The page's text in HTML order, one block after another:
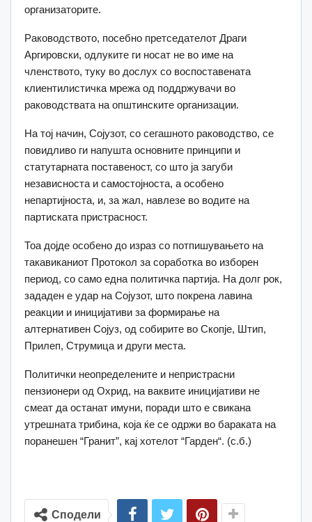
организаторите.
Раководството, посебно претседателот Драги
Аргировски, одлуките ги носат не во име на
членството, туку во дослух со воспоставената
клиентилистичка мрежа од поддржувачи во
раководствата на општинските организации.
На тој начин, Сојузот, со сегашното раководство, се
повидливо ги напушта основните принципи и
статутарната поставеност, со што ја загуби
независноста и самостојноста, а особено
непартијноста, и, за жал, навлезе во водите на
партиската пристрасност.
Тоа дојде особено до израз со потпишувањето на
такавиканиот Протокол за соработка во изборен
период, со само една политичка партија. На долг рок,
зададен е удар на Сојузот, што покрена лавина
реакции и иницијативи за формирање на
алтернативен Сојуз, од собирите во Скопје, Штип,
Прилеп, Струмица и други места.
Политички неопределените и непристрасни
пензионери од Охрид, на ваквите иницијативи не
смеат да останат имуни, поради што е свикана
утрешната трибина, која ќе се одржи во бараката на
поранешен “Гранит”, кај хотелот “Гарден“. (с.б.)
Сподели